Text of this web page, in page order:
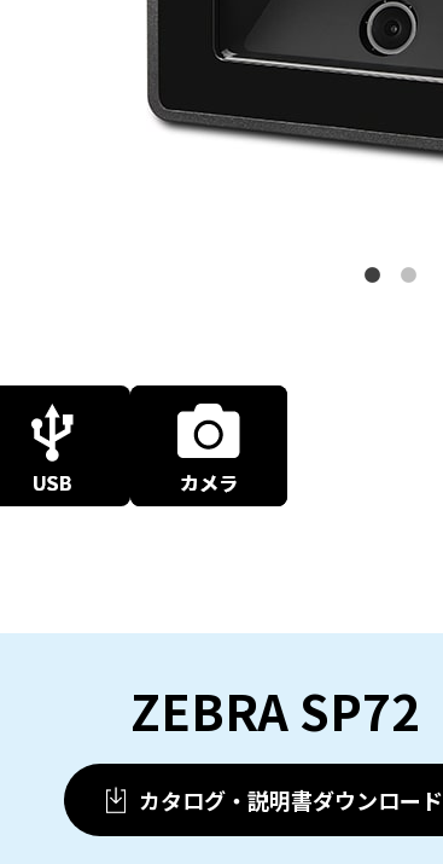
ZEBRA SP72
カタログ・説明書ダウンロード